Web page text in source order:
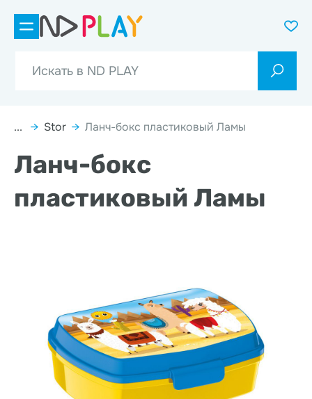
... → Stor → Ланч-бокс пластиковый Ламы
Ланч-бокс
пластиковый Ламы